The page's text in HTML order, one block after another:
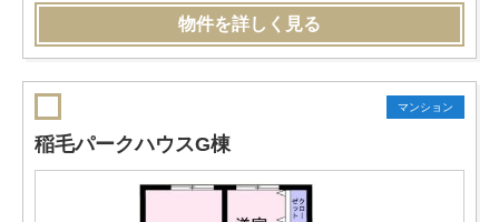
物件を詳しく見る
マンション
稲毛パークハウスG棟